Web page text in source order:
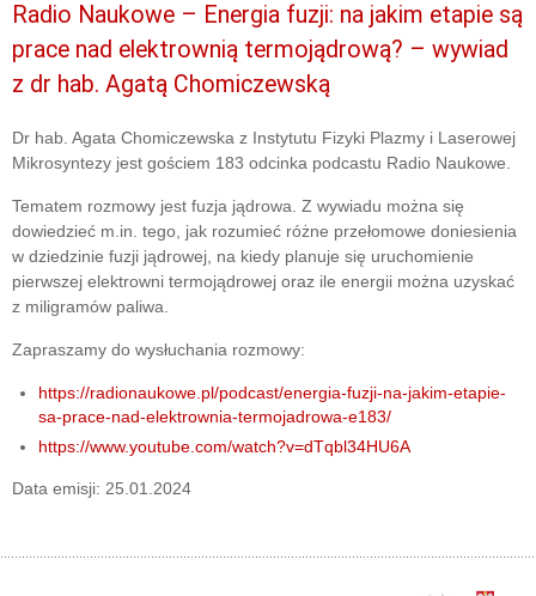
Radio Naukowe – Energia fuzji: na jakim etapie są
prace nad elektrownią termojądrową? – wywiad
z dr hab. Agatą Chomiczewską
Dr hab. Agata Chomiczewska z Instytutu Fizyki Plazmy i Laserowej
Mikrosyntezy jest gościem 183 odcinka podcastu Radio Naukowe.
Tematem rozmowy jest fuzja jądrowa. Z wywiadu można się
dowiedzieć m.in. tego, jak rozumieć różne przełomowe doniesienia
w dziedzinie fuzji jądrowej, na kiedy planuje się uruchomienie
pierwszej elektrowni termojądrowej oraz ile energii można uzyskać
z miligramów paliwa.
Zapraszamy do wysłuchania rozmowy:
https://radionaukowe.pl/podcast/energia-fuzji-na-jakim-etapie-
sa-prace-nad-elektrownia-termojadrowa-e183/
https://www.youtube.com/watch?v=dTqbl34HU6A
Data emisji: 25.01.2024